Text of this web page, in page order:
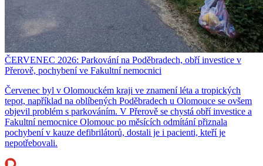
ČERVENEC 2026: Parkování na Poděbradech, obří investice v
Přerově, pochybení ve Fakultní nemocnici
Červenec byl v Olomouckém kraji ve znamení léta a tropických
tepot, například na oblíbených Poděbradech u Olomouce se ovšem
objevil problém s parkováním. V Přerově se chystá obří investice a
Fakultní nemocnice Olomouc po měsících odmítání přiznala
pochybení v kauze defibrilátorů, dostali je i pacienti, kteří je
nepotřebovali.